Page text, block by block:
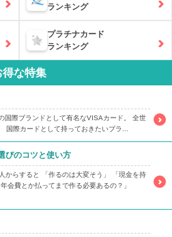
ランキング
プラチナカード
ランキング
得な特集
国際ブランドとして有名なVISAカード。 全世
国際カードとして持っておきたいブラ...
びのコツと使い方
からすると 「作るのは大変そう」 「現金を持
会費とか払ってまで作る必要あるの？」